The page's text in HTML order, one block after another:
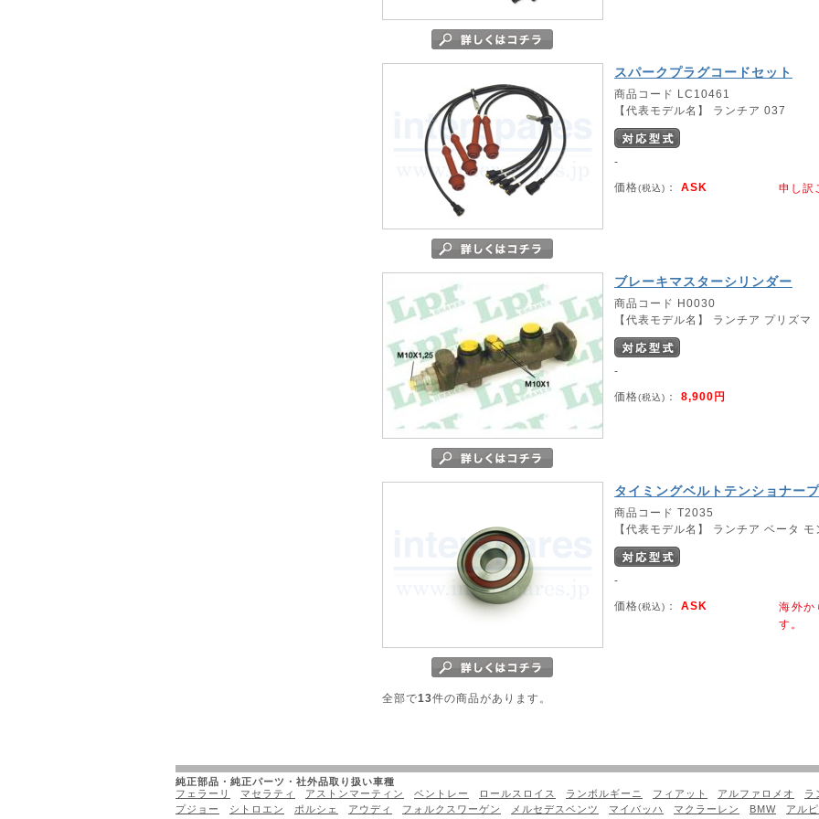
スパークプラグコードセット
商品コード LC10461
【代表モデル名】 ランチア 037
-
価格(税込) ： ASK 申し訳
ブレーキマスターシリンダー
商品コード H0030
【代表モデル名】 ランチア プリズマ
-
価格(税込) ： 8,900円
タイミングベルトテンショナー
商品コード T2035
【代表モデル名】 ランチア ベータ モ
-
価格(税込) ： ASK
海外
す。
全部で13件の商品があります。
純正部品・純正パーツ・社外品取り扱い車種
フェラーリ
マセラティ アストンマーティン ベントレー ロールスロイス ランボルギーニ フィアット アルファロメオ ラ
プジョー
シトロエン ポルシェ アウディ フォルクスワーゲン メルセデスベンツ マイバッハ マクラーレン BMW アル